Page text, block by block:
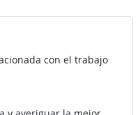
con el trabajo